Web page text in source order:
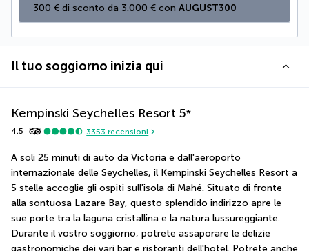
300 € di sconto da 3.000 € con AUGUST300
Il tuo soggiorno inizia qui
Kempinski Seychelles Resort 5*
4,5 3353 recensioni
A soli 25 minuti di auto da Victoria e dall'aeroporto
internazionale delle Seychelles, il Kempinski Seychelles Resort a
5 stelle accoglie gli ospiti sull'isola di Mahé. Situato di fronte
alla sontuosa Lazare Bay, questo splendido indirizzo apre le
sue porte tra la laguna cristallina e la natura lussureggiante.
Durante il vostro soggiorno, potrete assaporare le delizie
gastronomiche dei vari bar e ristoranti dell'hotel. Potrete anche